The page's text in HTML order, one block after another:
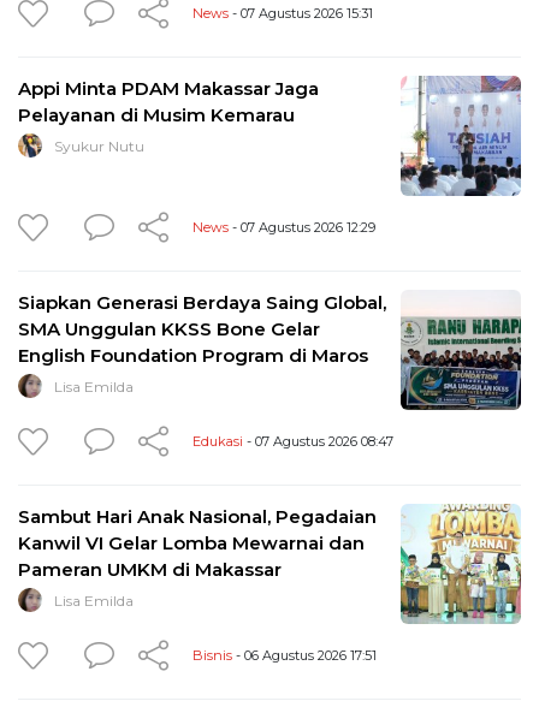
News - 07 Agustus 2026 15:31
Appi Minta PDAM Makassar Jaga
Pelayanan di Musim Kemarau
Syukur Nutu
News - 07 Agustus 2026 12:29
Siapkan Generasi Berdaya Saing Global,
SMA Unggulan KKSS Bone Gelar
English Foundation Program di Maros
Lisa Emilda
Edukasi - 07 Agustus 2026 08:47
Sambut Hari Anak Nasional, Pegadaian
Kanwil VI Gelar Lomba Mewarnai dan
Pameran UMKM di Makassar
Lisa Emilda
Bisnis - 06 Agustus 2026 17:51